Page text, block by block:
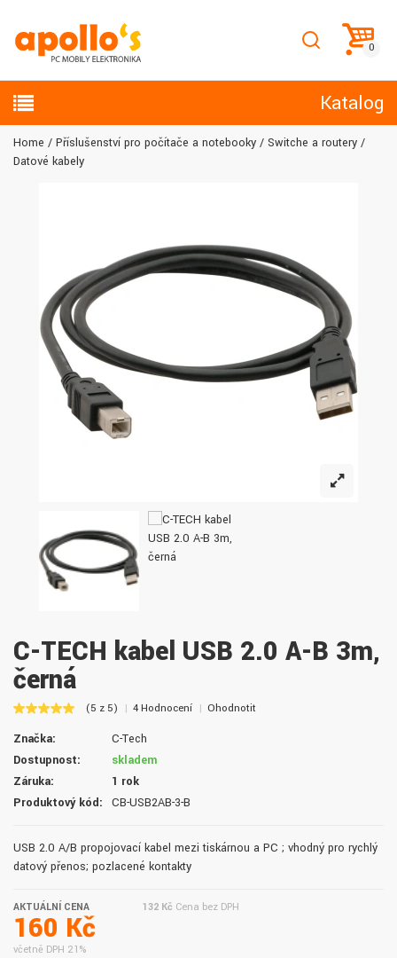
Katalog
Home Příslušenství pro počítače a notebooky
Switche a routery
Datové kabely
C-TECH kabel USB 2.0 A-B 3m,
černá
(5 z 5) 4 Hodnocení Ohodnotit
Značka:
C-Tech
Dostupnost:
skladem
Záruka:
1 rok
Produktový kód:
CB-USB2AB-3-B
USB 2.0 A/B propojovací kabel mezi tiskárnou a PC ; vhodný pro rychlý
datový přenos; pozlacené kontakty
AKTUÁLNÍ CENA
160 Kč
včetně DPH 21%
132 Kč Cena bez DPH